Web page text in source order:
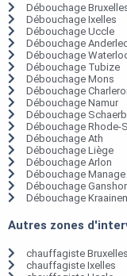
Débouchage
Débouchage Ixelles
Débouchage Uccle
Débouchage
Débouchage
Débouchage Tubize
Débouchage Mons
Débouchage
Débouchage Namur
Débouchage
Débouchage Rhode-
Débouchage Ath
Débouchage Liège
Débouchage Arlon
Débouchage Manage
Débouchage
Débouchage
Autres zones
chauffagiste Bruxelles
chauffagiste Ixelles